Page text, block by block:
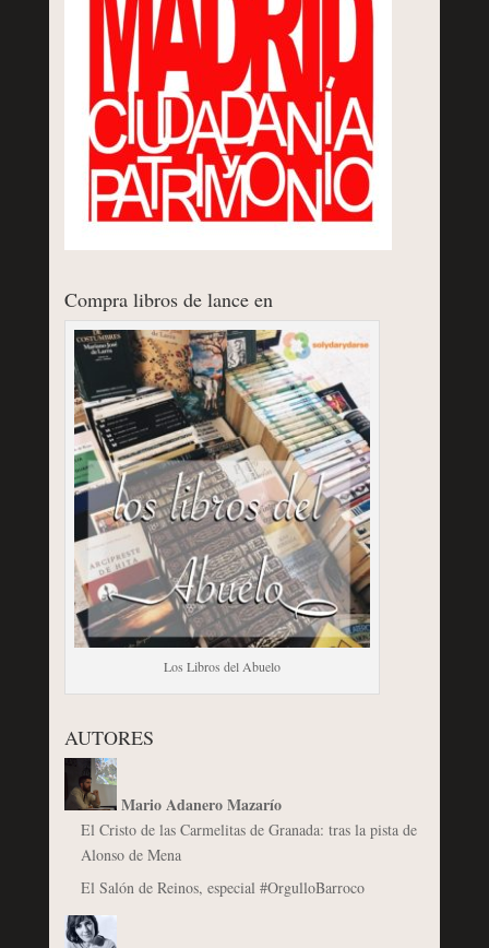
Compra libros de lance en
Los Libros del Abuelo
AUTORES
Mario Adanero Mazarío
El Cristo de las Carmelitas de Granada: tras la pista de
Alonso de Mena
El Salón de Reinos, especial #OrgulloBarroco